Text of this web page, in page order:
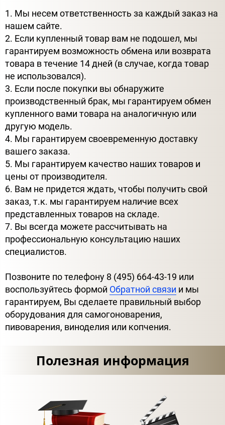
1. Мы несем ответственность за каждый заказ на
нашем сайте.
2. Если купленный товар вам не подошел, мы
гарантируем возможность обмена или возврата
товара в течение 14 дней (в случае, когда товар
не использовался).
3. Если после покупки вы обнаружите
производственный брак, мы гарантируем обмен
купленного вами товара на аналогичную или
другую модель.
4. Мы гарантируем своевременную доставку
вашего заказа.
5. Мы гарантируем качество наших товаров и
цены от производителя.
6. Вам не придется ждать, чтобы получить свой
заказ, т.к. мы гарантируем наличие всех
представленных товаров на складе.
7. Вы всегда можете рассчитывать на
профессиональную консультацию наших
специалистов.
Позвоните по телефону 8 (495) 664-43-19 или
воспользуйтесь формой Обратной связи и мы
гарантируем, Вы сделаете правильный выбор
оборудования для самогоноварения,
пивоварения, виноделия или копчения.
Полезная информация